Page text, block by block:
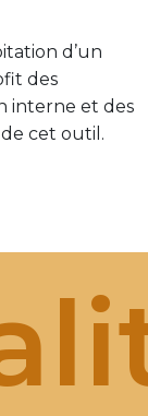
d’un
des
interne et des
de cet outil.